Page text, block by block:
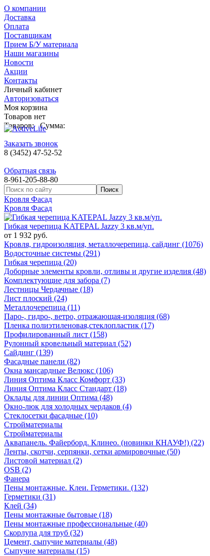
О компании
Доставка
Оплата
Поставщикам
Прием Б/У материала
Наши магазины
Новости
Акции
Контакты
Личный кабинет
Авторизоваться
Моя корзина
Товаров нет
Товаров: Сумма:
Заказать звонок
8 (3452) 47-52-52
Обратная связь
8-961-205-88-80
Кровля Фасад
Кровля Фасад
Гибкая черепица KATEPAL Jazzy 3 кв.м/уп.
от 1 932 руб.
Кровля, гидроизоляция, металлочерепица, сайдинг (1076)
Водосточные системы (291)
Гибкая черепица (20)
Доборные элементы кровли, отливы и другие изделия (48)
Комплектующие для забора (7)
Лестницы Чердачные (18)
Лист плоский (24)
Металлочерепица (11)
Паро-, гидро-, ветро, отражающая-изоляция (68)
Пленка полиэтиленовая,стеклопластик (17)
Профилированный лист (158)
Рулонный кровельный материал (52)
Сайдинг (139)
Фасадные панели (82)
Окна мансардные Велюкс (106)
Линия Оптима Класс Комфорт (33)
Линия Оптима Класс Стандарт (18)
Оклады для линии Оптима (48)
Окно-люк для холодных чердаков (4)
Стеклосетки фасадные (10)
Стройматериалы
Стройматериалы
Аквапанель. Файерборд. Клинео. (новинки КНАУФ!) (22)
Ленты, скотчи, серпянки, сетки армировочные (50)
Листовой материал (2)
OSB (2)
Фанера
Пены монтажные. Клеи. Герметики. (132)
Герметики (31)
Клей (34)
Пены монтажные бытовые (18)
Пены монтажные профессиональные (40)
Скорлупа для труб (32)
Цемент, сыпучие материалы (48)
Сыпучие материалы (15)